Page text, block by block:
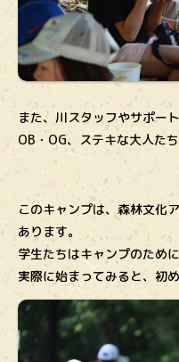
また、川スタッフやサポー
OB・OG、ステキな大人た
このキャンプは、森林文化
あります。
学生たちはキャンプのため
実際に始まってみると、初